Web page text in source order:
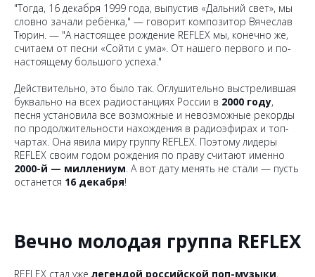
"Тогда, 16 декабря 1999 года, выпустив «Дальний свет», мы
словно зачали ребёнка," — говорит композитор Вячеслав
Тюрин. — "А настоящее рождение REFLEX мы, конечно же,
считаем от песни «Сойти с ума». От нашего первого и по-
настоящему большого успеха."
Действительно, это было так. Оглушительно выстрелившая
буквально на всех радиостанциях России в 2000 году,
песня установила все возможные и невозможные рекорды
по продолжительности нахождения в радиоэфирах и топ-
чартах. Она явила миру группу REFLEX. Поэтому лидеры
REFLEX своим годом рождения по праву считают именно
2000-й — миллениум. А вот дату менять не стали — пусть
останется 16 декабря!
Вечно молодая группа REFLEX
REFLEX стал уже легендой российской поп-музыки,